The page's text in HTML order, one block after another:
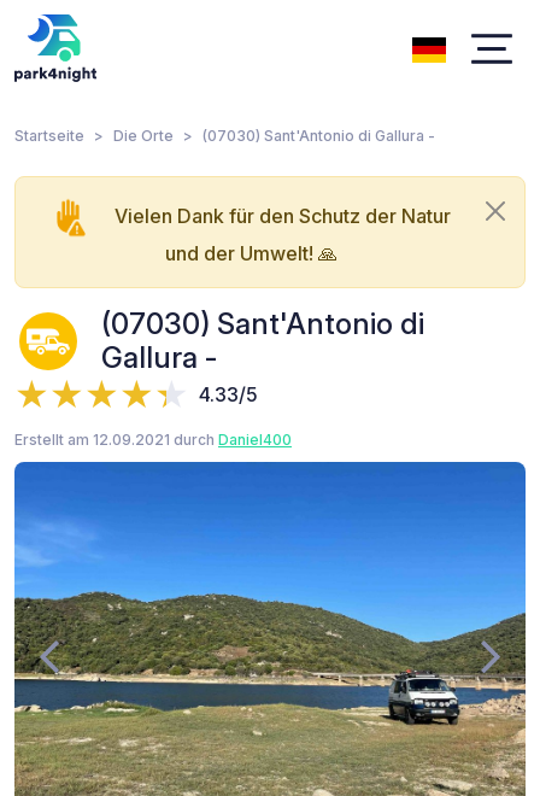
Startseite Die Orte (07030) Sant'Antonio di Gallura -
Vielen Dank für den Schutz der Natur
und der Umwelt! 🙏
(07030) Sant'Antonio di
Gallura -
4.33/5
Erstellt am 12.09.2021 durch Daniel400